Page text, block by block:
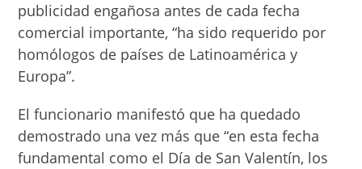
publicidad engañosa antes de cada fecha
comercial importante, “ha sido requerido por
homólogos de países de Latinoamérica y
Europa”.
El funcionario manifestó que ha quedado
demostrado una vez más que “en esta fecha
fundamental como el Día de San Valentín, los